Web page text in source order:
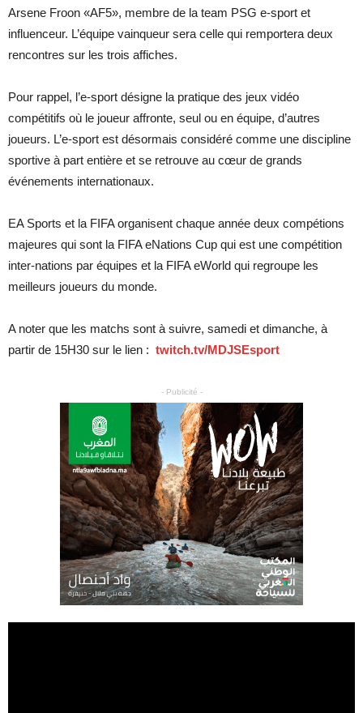
Arsene Froon «AF5», membre de la team PSG e-sport et
influenceur. L’équipe vainqueur sera celle qui remportera deux
rencontres sur les trois affiches.
Pour rappel, l’e-sport désigne la pratique des jeux vidéo
compétitifs où le joueur affronte, seul ou en équipe, d’autres
joueurs. L’e-sport est désormais considéré comme une discipline
sportive à part entière et se retrouve au cœur de grands
événements internationaux.
EA Sports et la FIFA organisent chaque année deux compétions
majeures qui sont la FIFA eNations Cup qui est une compétition
inter-nations par équipes et la FIFA eWorld qui regroupe les
meilleurs joueurs du monde.
A noter que les matchs sont à suivre, samedi et dimanche, à
partir de 15H30 sur le lien : twitch.tv/MDJSEsport
- Publicité -